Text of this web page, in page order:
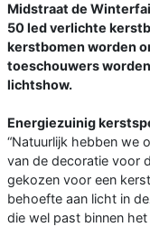
Midstraat de
50 led verlichte
kerstbomen worden
toeschouwers
lichtshow.
Energiezuinig
“Natuurlijk hebben we
van de decoratie voor
gekozen voor een
behoefte aan licht in
die wel past binnen